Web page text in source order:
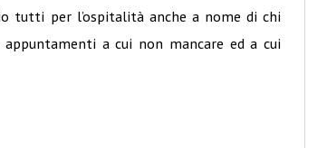
tutti per l’ospitalità anche a nome di chi
a cui non mancare ed a cui